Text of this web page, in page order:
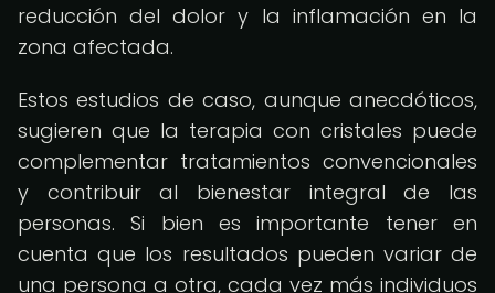
reducción del dolor y la inflamación en la
zona afectada.
Estos estudios de caso, aunque anecdóticos,
sugieren que la terapia con cristales puede
complementar tratamientos convencionales
y contribuir al bienestar integral de las
personas. Si bien es importante tener en
cuenta que los resultados pueden variar de
una persona a otra, cada vez más individuos